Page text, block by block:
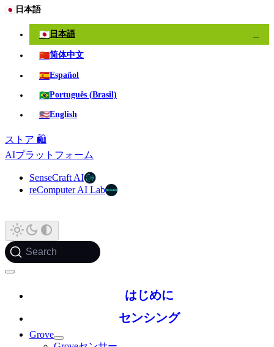
🇯🇵 日本語
🇯🇵 日本語
🇨🇳简体中文
🇪🇸Español
🇧🇷Português (Brasil)
🇺🇸English
ストア 🛍️
AIプラットフォーム
SenseCraft AI
reComputer AI Lab
Search
はじめに
センシング
Grove